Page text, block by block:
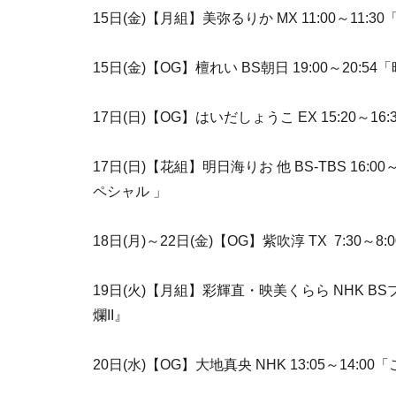
15日(金)【月組】美弥るりか MX 11:00～11:30
15日(金)【OG】檀れい BS朝日 19:00～20:54
17日(日)【OG】はいだしょうこ EX 15:20～
17日(日)【花組】明日海りお 他 BS-TBS 16:00
ペシャル 」
18日(月)～22日(金)【OG】紫吹淳 TX 7:30～
19日(火)【月組】彩輝直・映美くらら NHK
爛II』
20日(水)【OG】大地真央 NHK 13:05～14:00